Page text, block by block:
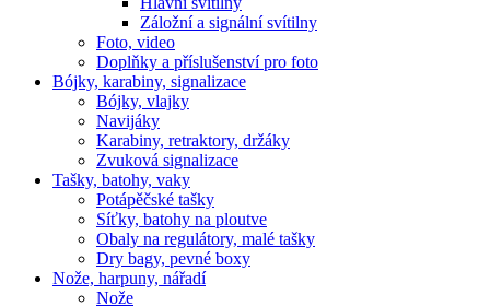
Záložní a signální svítilny
Foto, video
Doplňky a příslušenství pro foto
Bójky, karabiny, signalizace
Bójky, vlajky
Navijáky
Karabiny, retraktory, držáky
Zvuková signalizace
Tašky, batohy, vaky
Potápěčské tašky
Síťky, batohy na ploutve
Obaly na regulátory, malé tašky
Dry bagy, pevné boxy
Nože, harpuny, nářadí
Nože